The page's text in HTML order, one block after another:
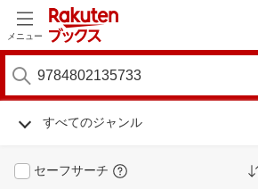
メニュー
すべてのジャンル
セーフサーチ